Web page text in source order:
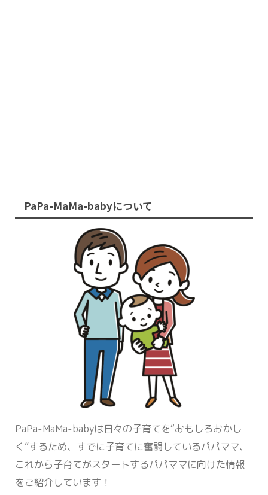
PaPa-MaMa-babyについて
PaPa-MaMa-babyは日々の子育てを“おもしろおかし
く”するため、すでに子育てに奮闘しているパパママ、
これから子育てがスタートするパパママに向けた情報
をご紹介しています！